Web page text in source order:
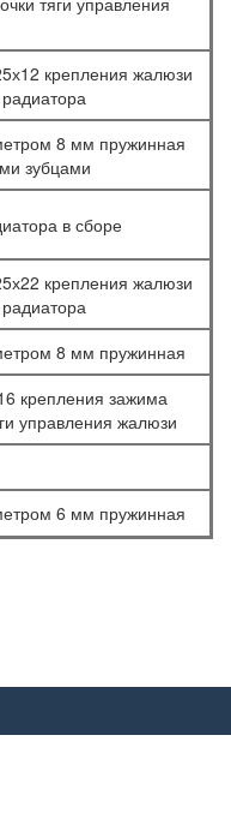
крепления жалюзи
8 мм пружинная
зубцами
в сборе
крепления жалюзи
8 мм пружинная
крепления зажима
управления жалюзи
6 мм пружинная